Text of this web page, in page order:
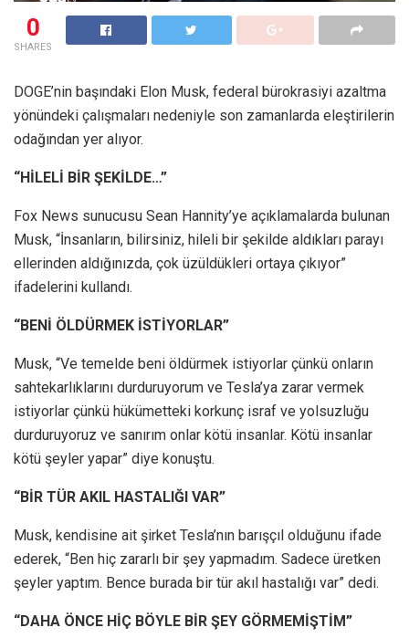
0
SHARES
DOGE’nin başındaki Elon Musk, federal bürokrasiyi azaltma
yönündeki çalışmaları nedeniyle son zamanlarda eleştirilerin
odağından yer alıyor.
“HİLELİ BİR ŞEKİLDE…”
Fox News sunucusu Sean Hannity’ye açıklamalarda bulunan
Musk, “İnsanların, bilirsiniz, hileli bir şekilde aldıkları parayı
ellerinden aldığınızda, çok üzüldükleri ortaya çıkıyor”
ifadelerini kullandı.
“BENİ ÖLDÜRMEK İSTİYORLAR”
Musk, “Ve temelde beni öldürmek istiyorlar çünkü onların
sahtekarlıklarını durduruyorum ve Tesla’ya zarar vermek
istiyorlar çünkü hükümetteki korkunç israf ve yolsuzluğu
durduruyoruz ve sanırım onlar kötü insanlar. Kötü insanlar
kötü şeyler yapar” diye konuştu.
“BİR TÜR AKIL HASTALIĞI VAR”
Musk, kendisine ait şirket Tesla’nın barışçıl olduğunu ifade
ederek, “Ben hiç zararlı bir şey yapmadım. Sadece üretken
şeyler yaptım. Bence burada bir tür akıl hastalığı var” dedi.
“DAHA ÖNCE HİÇ BÖYLE BİR ŞEY GÖRMEMİŞTİM”